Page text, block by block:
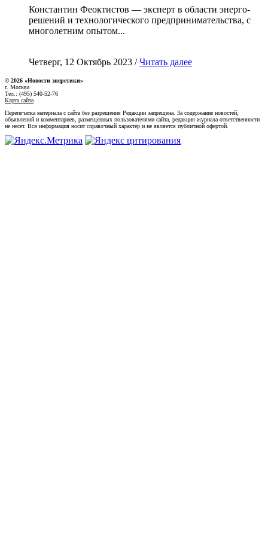
Константин Феоктистов — эксперт в области энерго-
решений и технологического предпринимательства, с
многолетним опытом...
Четверг, 12 Октябрь 2023 /Читать далее
© 2026 «Новости энеретики»
г. Москва
Тел.: (495) 540-52-76
Карта сайта
Перепечатка материала с сайта без разрешения Редакции запрещена. За содержание новостей,
объявлений и комментариев, размещенных пользователями сайта, редакция журнала ответственности
не несет. Вся информация носит справочный характер и не является публичной офертой.